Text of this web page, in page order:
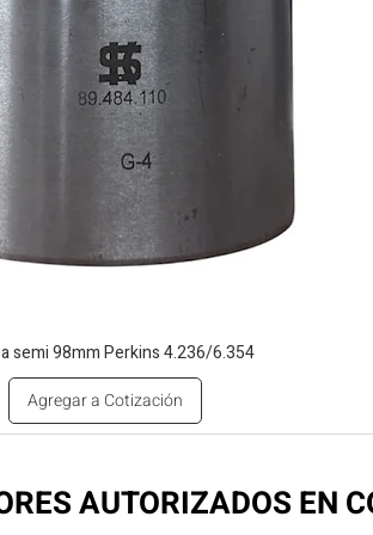
semi 98mm Perkins 4.236/6.354
Agregar a Cotización
AUTORIZADOS EN